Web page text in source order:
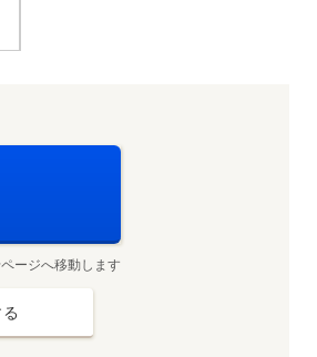
ージへ移動します